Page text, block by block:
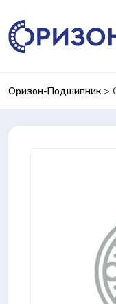
Оризон-Подшипник>